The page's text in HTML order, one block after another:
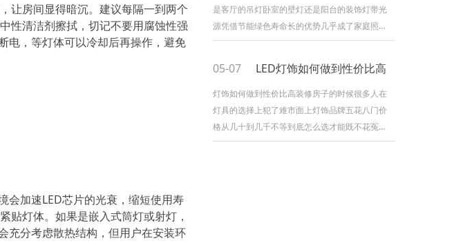
让房间显得暗沉。建议每隔一到两个
性清洁剂擦拭，切记不要用腐蚀性强
电，等灯体可以冷却后再操作，避免
会加速LED芯片的光衰，缩短使用寿
贴灯体。如果是嵌入式筒灯或射灯，
充分考虑散热结构，但用户在安装环
盏灯装在哪里客厅卧室厨房书房不同空间对灯光
的需求可以不同客厅需要明亮大气卧室讲究柔和
温馨厨房则要求灯光够亮
是客厅的吊灯卧室的壁灯还是阳台的装饰灯带光
源凭借节能绿色寿命长的优势几乎成了家庭照明
的可选但很多人买回来之后就不管不顾用到出问
饰的日常养护技巧让你家的灯用得更久更亮一定
期清洁是关键灯饰用久了表面难免会积灰灰尘不
仅影响美观还会降低灯光的透射效率让房间显得
暗沉建议每隔一到两个月用柔软的干布轻轻擦拭
灯罩和灯体表面遇到顽固
05-07 LED灯饰如何做到性价比高
灯饰如何做到性价比高装修房子的时候很多人在
灯具的选择上犯了难市面上灯饰品牌五花八门价
格从几十到几千不等到底怎么选才能既不花冤枉
钱又能买到真正好用的产品今天就来聊聊这个话